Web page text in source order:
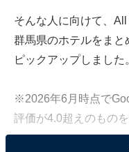
そんな人に向けて、
群馬県のホテルをまと
ピックアップしました
※2026年6月時点で
評価が4.0超えのもの